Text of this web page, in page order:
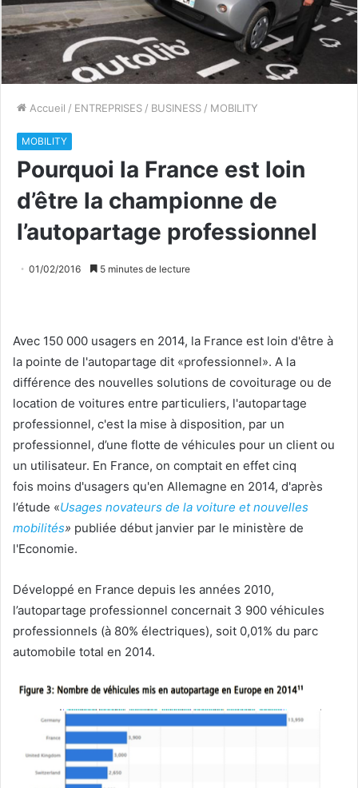
Accueil / ENTREPRISES / BUSINESS / MOBILITY
MOBILITY
Pourquoi la France est loin
d’être la championne de
l’autopartage professionnel
01/02/2016 5 minutes de lecture
Avec 150 000 usagers en 2014, la France est loin d'être à
la pointe de l'autopartage dit «professionnel». A la
différence des nouvelles solutions de covoiturage ou de
location de voitures entre particuliers, l'autopartage
professionnel, c'est la mise à disposition, par un
professionnel, d’une flotte de véhicules pour un client ou
un utilisateur. En France, on comptait en effet cinq
fois moins d'usagers qu'en Allemagne en 2014, d'après
l’étude «Usages novateurs de la voiture et nouvelles
mobilités» publiée début janvier par le ministère de
l'Economie.
Développé en France depuis les années 2010,
l’autopartage professionnel concernait 3 900 véhicules
professionnels (à 80% électriques), soit 0,01% du parc
automobile total en 2014.